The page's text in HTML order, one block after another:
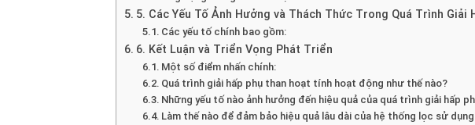
5. Các Yếu Tố Ảnh Hưởng và Thách Thức Trong Quá Trình Giải
Các yếu tố chính bao gồm:
6. Kết Luận và Triển Vọng Phát Triển
Một số điểm nhấn chính:
Quá trình giải hấp phụ than hoạt tính hoạt động như thế nào?
Những yếu tố nào ảnh hưởng đến hiệu quả của quá trình giải hấp
Làm thế nào để đảm bảo hiệu quả lâu dài của hệ thống lọc sử